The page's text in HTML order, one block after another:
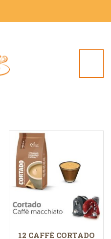
12 CAFFÈ CORTADO